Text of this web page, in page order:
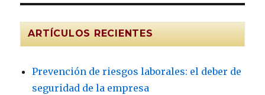
ARTÍCULOS RECIENTES
Prevención de riesgos laborales: el deber de
seguridad de la empresa